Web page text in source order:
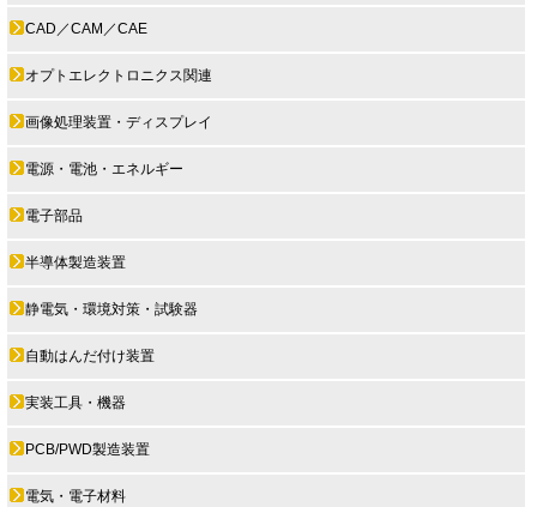
CAD／CAM／CAE
オプトエレクトロニクス関連
画像処理装置・ディスプレイ
電源・電池・エネルギー
電子部品
半導体製造装置
静電気・環境対策・試験器
自動はんだ付け装置
実装工具・機器
PCB/PWD製造装置
電気・電子材料